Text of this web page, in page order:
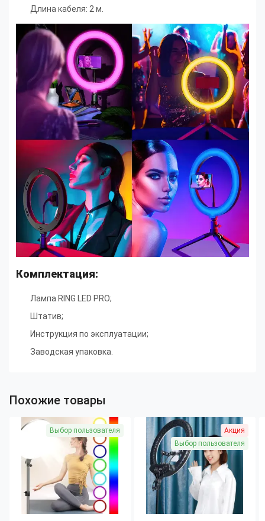
Длина кабеля: 2 м.
Комплектация:
Лампа RING LED PRO;
Штатив;
Инструкция по эксплуатации;
Заводская упаковка.
Похожие товары
Выбор пользователя
Акция
Выбор пользователя